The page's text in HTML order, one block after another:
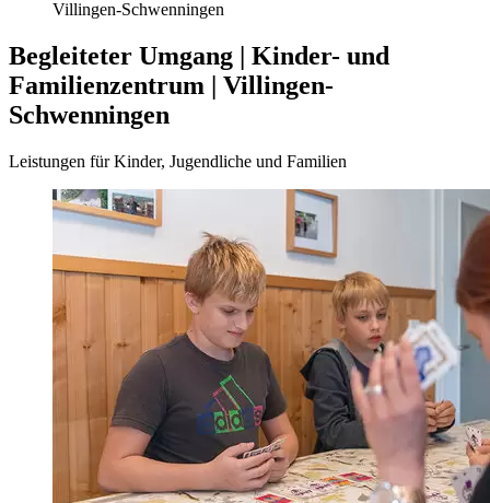
Villingen-Schwenningen
Begleiteter Umgang | Kinder- und
Familienzentrum | Villingen-
Schwenningen
Leistungen für Kinder, Jugendliche und Familien